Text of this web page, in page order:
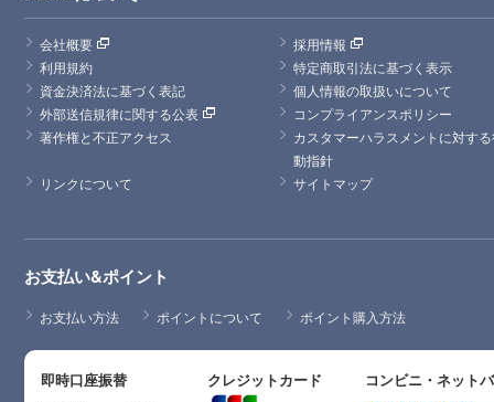
会社概要
採用情報
利用規約
特定商取引法に基づく表示
資金決済法に基づく表記
個人情報の取扱いについて
外部送信規律に関する公表
コンプライアンスポリシー
著作権と不正アクセス
カスタマーハラスメントに対す
動指針
リンクについて
サイトマップ
お支払い&ポイント
お支払い方法 ポイントについて ポイント購入方法
即時口座振替 クレジットカード コンビニ・ネット